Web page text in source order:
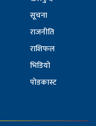
सूचना
राजनीति
राशिफल
भिडियो
पोडकास्ट